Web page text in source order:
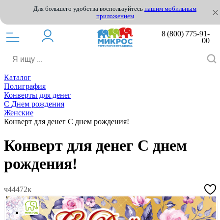
Для большего удобства воспользуйтесь нашим мобильным
приложением
8 (800) 775-91-
00
Каталог
Полиграфия
Конверты для денег
С Днем рождения
Женские
Конверт для денег С днем рождения!
Конверт для денег С днем
рождения!
ч44472к